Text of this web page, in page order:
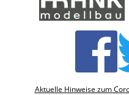
Aktuelle Hinweise zum